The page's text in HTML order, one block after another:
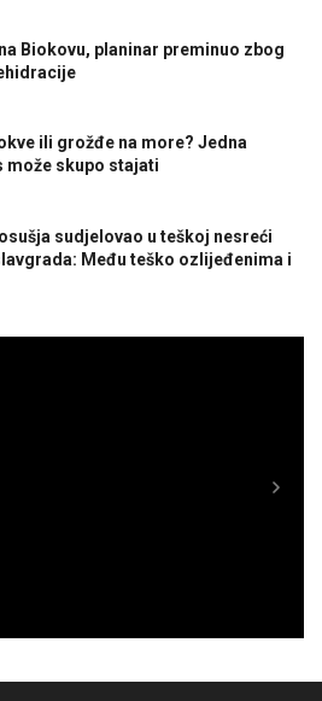
Biokovu, planinar preminuo zbog
ili grožđe na more? Jedna
može skupo stajati
sudjelovao u teškoj nesreći
Među teško ozlijeđenima i